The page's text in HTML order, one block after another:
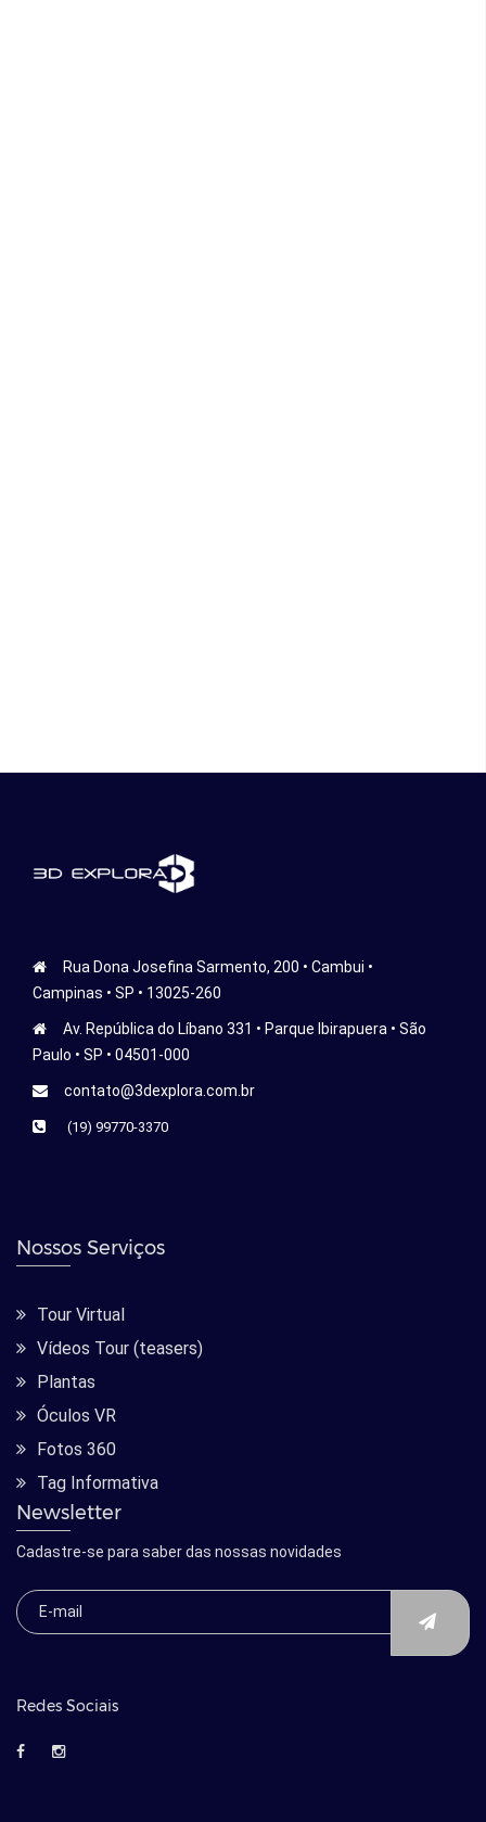
Rua Dona Josefina Sarmento, 200 • Cambui •
Campinas • SP • 13025-260
Av. República do Líbano 331 • Parque Ibirapuera • São
Paulo • SP • 04501-000
contato@3dexplora.com.br
(19) 99770-3370
Nossos Serviços
Tour Virtual
Vídeos Tour (teasers)
Plantas
Óculos VR
Fotos 360
Tag Informativa
Newsletter
Cadastre-se para saber das nossas novidades
Redes Sociais